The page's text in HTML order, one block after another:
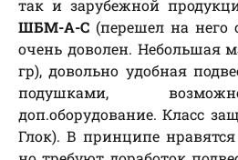
так и зарубежной
ШБМ-А-С (перешел на него
очень доволен. Небольшая
гр), довольно удобная
подушками,
доп.оборудование. Класс
Глок). В принципе